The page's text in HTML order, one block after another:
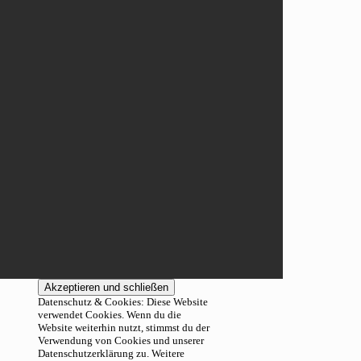
Datenschutz & Cookies: Diese Website
verwendet Cookies. Wenn du die
Website weiterhin nutzt, stimmst du der
Verwendung von Cookies und unserer
Datenschutzerklärung zu. Weitere